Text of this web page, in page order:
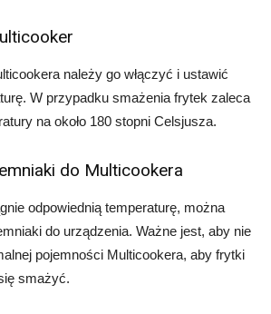
należy go włączyć i ustawić
W przypadku smażenia frytek zaleca
na około 180 stopni Celsjusza.
do Multicookera
odpowiednią temperaturę, można
do urządzenia. Ważne jest, aby nie
pojemności Multicookera, aby frytki
smażyć.